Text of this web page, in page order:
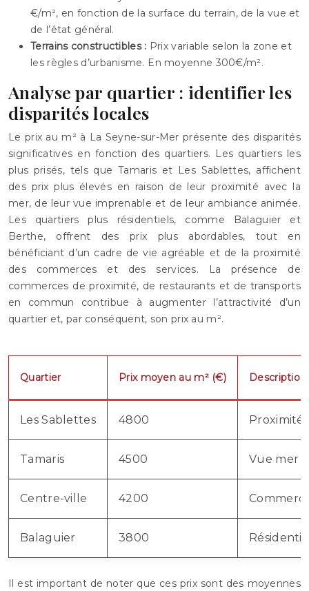
€/m², en fonction de la surface du terrain, de la vue et
de l’état général.
Terrains constructibles : Prix variable selon la zone et
les règles d’urbanisme. En moyenne 300€/m².
Analyse par quartier : identifier les
disparités locales
Le prix au m² à La Seyne-sur-Mer présente des disparités
significatives en fonction des quartiers. Les quartiers les
plus prisés, tels que Tamaris et Les Sablettes, affichent
des prix plus élevés en raison de leur proximité avec la
mer, de leur vue imprenable et de leur ambiance animée.
Les quartiers plus résidentiels, comme Balaguier et
Berthe, offrent des prix plus abordables, tout en
bénéficiant d’un cadre de vie agréable et de la proximité
des commerces et des services. La présence de
commerces de proximité, de restaurants et de transports
en commun contribue à augmenter l’attractivité d’un
quartier et, par conséquent, son prix au m².
Quartier Prix moyen au m² (€) Description
Les Sablettes 4800 Proximité
Tamaris 4500 Vue mer
Centre-ville 4200
Balaguier 3800
Il est important de noter que ces prix sont des moyennes